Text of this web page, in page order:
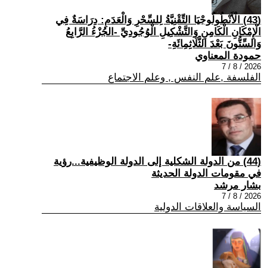
(43) الْأَنْطُولُوجْيَا التِّقْنِيَّةُ لِلسِّحْرِ وَالْعَدَمِ: دِرَاسَةٌ فِي
الْإِمْكَانِ الْكَامِنِ وَالتَّشْكِيلِ الْوُجُودِيِّ -الجُزْءُ الرَّابِعُ
وَالسِّتُّونَ بَعْدَ الثَّلَاثِمِائَةِ-
حمودة المعناوي
2026 / 8 / 7
الفلسفة ,علم النفس , وعلم الاجتماع
(44) من الدولة الشكلية إلى الدولة الوظيفية...رؤية
في مقومات الدولة الحديثة
بشار مرشد
2026 / 8 / 7
السياسة والعلاقات الدولية